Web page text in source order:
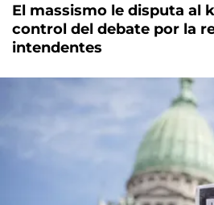
El massismo le disputa al
control del debate por la
intendentes